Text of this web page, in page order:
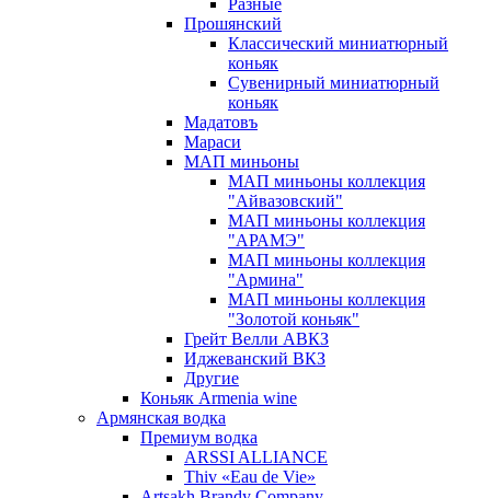
Разные
Прошянский
Классический миниатюрный
коньяк
Сувенирный миниатюрный
коньяк
Мадатовъ
Мараси
МАП миньоны
МАП миньоны коллекция
"Айвазовский"
МАП миньоны коллекция
"АРАМЭ"
МАП миньоны коллекция
"Армина"
МАП миньоны коллекция
"Золотой коньяк"
Грейт Велли АВКЗ
Иджеванский ВКЗ
Другие
Коньяк Armenia wine
Армянская водка
Премиум водка
ARSSI ALLIANCE
Thiv «Eau de Vie»